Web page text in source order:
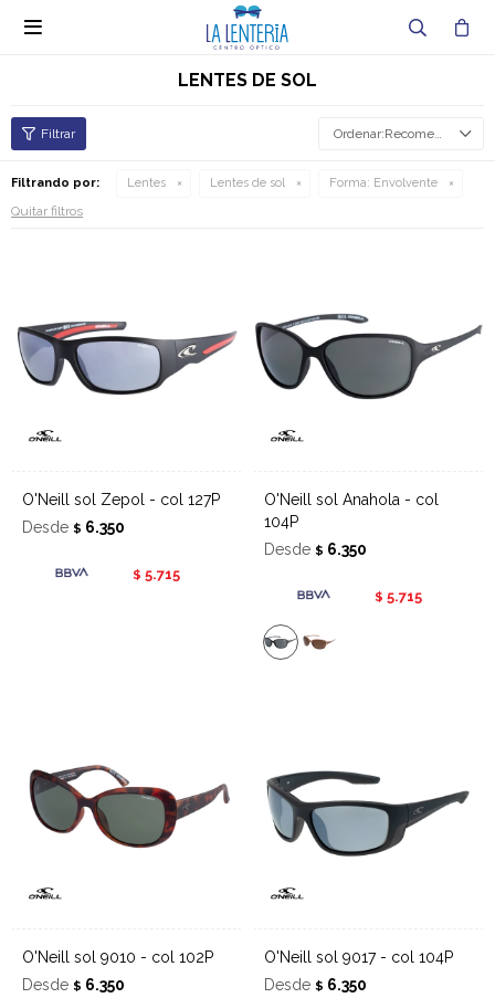

LENTES DE SOL
Recomendados
Filtrando por: Lentes Lentes de sol Forma: Envolvente
Quitar filtros
O'Neill sol Zepol - col 127P
Desde $ 6.350
$ 5.715
O'Neill sol Anahola - col
104P
Desde $ 6.350
$ 5.715
O'Neill sol 9010 - col 102P
Desde $ 6.350
O'Neill sol 9017 - col 104P
Desde $ 6.350